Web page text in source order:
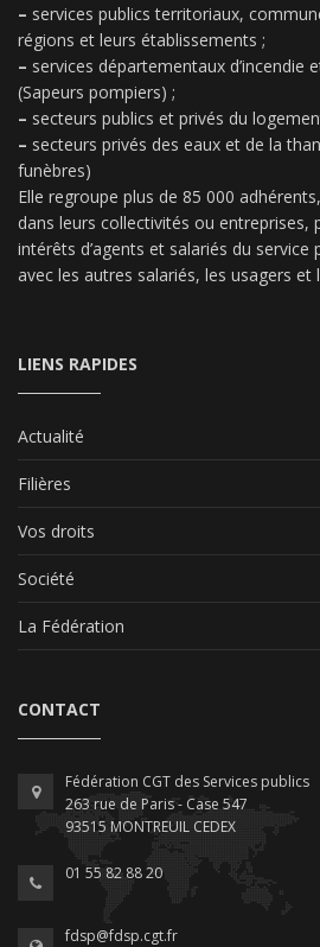
– services publics territoriaux,
régions et leurs établissements ;
– services départementaux d’incendie
(Sapeurs pompiers) ;
– secteurs publics et privés du
– secteurs privés des eaux et de la
funèbres)
Elle regroupe plus de 85 000
dans leurs collectivités ou entreprises,
intérêts d’agents et salariés du service
avec les autres salariés, les usagers et
LIENS RAPIDES
Actualité
Filières
Vos droits
Société
La Fédération
CONTACT
Fédération CGT des Services publics
263 rue de Paris - Case 547
93515 MONTREUIL CEDEX
01 55 82 88 20
fdsp@fdsp.cgt.fr